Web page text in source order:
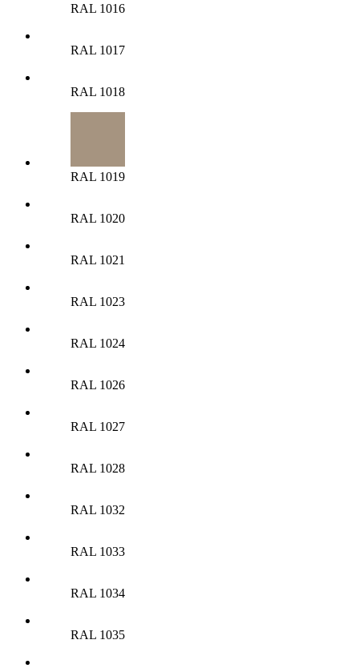
RAL 1016
RAL 1017
RAL 1018
RAL 1019
RAL 1020
RAL 1021
RAL 1023
RAL 1024
RAL 1026
RAL 1027
RAL 1028
RAL 1032
RAL 1033
RAL 1034
RAL 1035